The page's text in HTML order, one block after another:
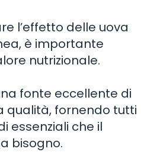
l’effetto delle uova
è importante
nutrizionale.
fonte eccellente di
qualità, fornendo tutti
essenziali che il
bisogno.